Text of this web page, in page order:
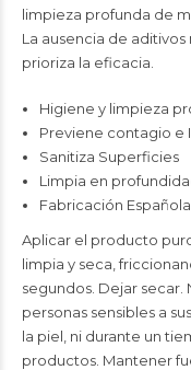
limpieza profunda de
La ausencia de
prioriza la eficacia.
Higiene y limpieza
Previene contagio e
Sanitiza Superficies
Limpia en
Fabricación Española
Aplicar el producto
limpia y seca,
segundos. Dejar secar.
personas sensibles a
la piel, ni durante un
productos. Mantener